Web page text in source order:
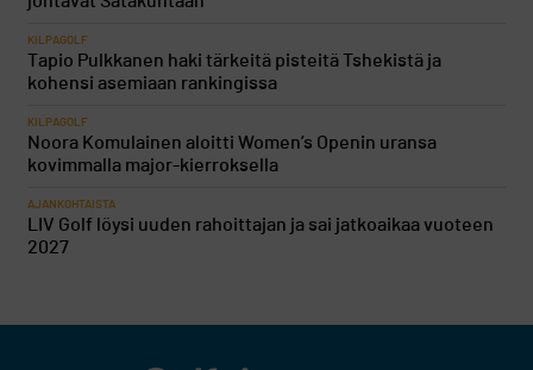
KILPAGOLF
Tapio Pulkkanen haki tärkeitä pisteitä Tshekistä ja
kohensi asemiaan rankingissa
KILPAGOLF
Noora Komulainen aloitti Women’s Openin uransa
kovimmalla major-kierroksella
AJANKOHTAISTA
LIV Golf löysi uuden rahoittajan ja sai jatkoaikaa vuoteen
2027